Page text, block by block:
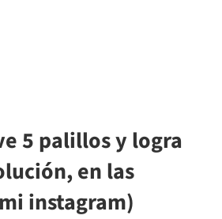
5 palillos y logra
en las
instagram)